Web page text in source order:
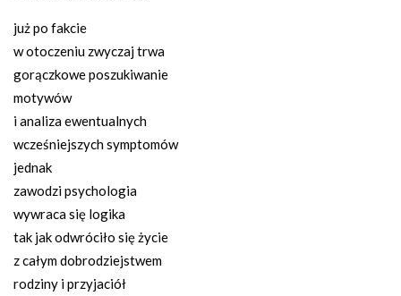
już po fakcie
w otoczeniu zwyczaj trwa
gorączkowe poszukiwanie
motywów
i analiza ewentualnych
wcześniejszych symptomów
jednak
zawodzi psychologia
wywraca się logika
tak jak odwróciło się życie
z całym dobrodziejstwem
rodziny i przyjaciół